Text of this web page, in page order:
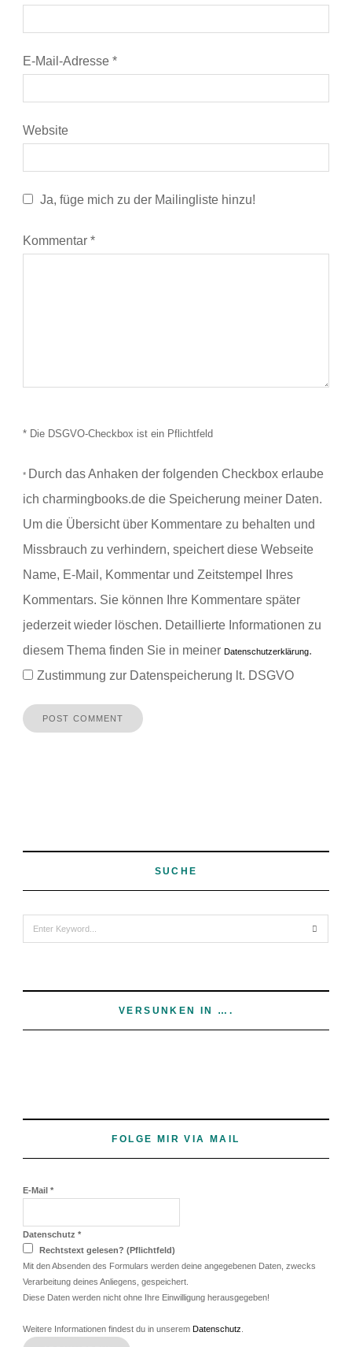
E-Mail-Adresse *
Website
Ja, füge mich zu der Mailingliste hinzu!
Kommentar *
* Die DSGVO-Checkbox ist ein Pflichtfeld
* Durch das Anhaken der folgenden Checkbox erlaube
ich charmingbooks.de die Speicherung meiner Daten.
Um die Übersicht über Kommentare zu behalten und
Missbrauch zu verhindern, speichert diese Webseite
Name, E-Mail, Kommentar und Zeitstempel Ihres
Kommentars. Sie können Ihre Kommentare später
jederzeit wieder löschen. Detaillierte Informationen zu
diesem Thema finden Sie in meiner Datenschutzerklärung.
Zustimmung zur Datenspeicherung lt. DSGVO
SUCHE
VERSUNKEN IN ….
FOLGE MIR VIA MAIL
E-Mail *
Datenschutz *
Rechtstext gelesen? (Pflichtfeld)
Mit den Absenden des Formulars werden deine angegebenen Daten, zwecks
Verarbeitung deines Anliegens, gespeichert.
Diese Daten werden nicht ohne Ihre Einwilligung herausgegeben!
Weitere Informationen findest du in unserem Datenschutz